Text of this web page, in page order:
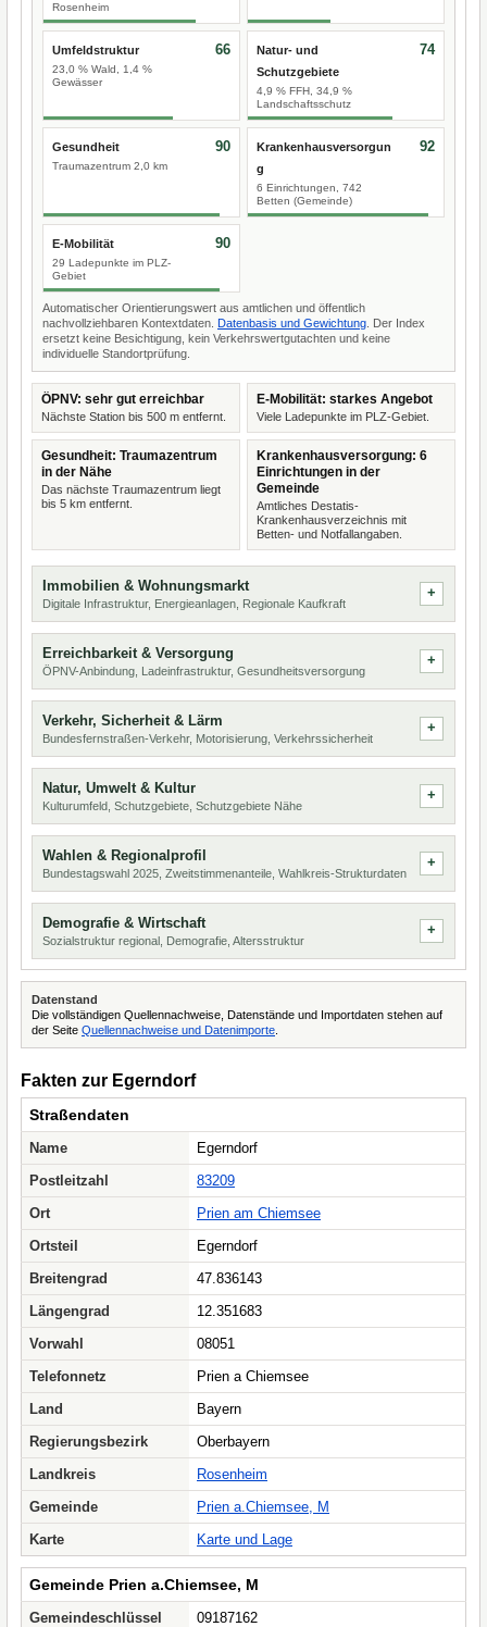
Rosenheim
Umfeldstruktur
23,0 % Wald, 1,4 %
Gewässer
66
Natur- und
Schutzgebiete
4,9 % FFH, 34,9 %
Landschaftsschutz
74
Gesundheit
Traumazentrum 2,0 km
90
Krankenhausversorgun
g
6 Einrichtungen, 742
Betten (Gemeinde)
92
E-Mobilität
29 Ladepunkte im PLZ-
Gebiet
90
Automatischer Orientierungswert aus amtlichen und öffentlich
nachvollziehbaren Kontextdaten. Datenbasis und Gewichtung . Der Index
ersetzt keine Besichtigung, kein Verkehrswertgutachten und keine
individuelle Standortprüfung.
ÖPNV: sehr gut erreichbar
Nächste Station bis 500 m entfernt.
E-Mobilität: starkes Angebot
Viele Ladepunkte im PLZ-Gebiet.
Gesundheit: Traumazentrum
in der Nähe
Das nächste Traumazentrum liegt
bis 5 km entfernt.
Krankenhausversorgung: 6
Einrichtungen in der
Gemeinde
Amtliches Destatis-
Krankenhausverzeichnis mit
Betten- und Notfallangaben.
Immobilien & Wohnungsmarkt
Digitale Infrastruktur, Energieanlagen, Regionale Kaufkraft
Erreichbarkeit & Versorgung
ÖPNV-Anbindung, Ladeinfrastruktur, Gesundheitsversorgung
Verkehr, Sicherheit & Lärm
Bundesfernstraßen-Verkehr, Motorisierung, Verkehrssicherheit
Natur, Umwelt & Kultur
Kulturumfeld, Schutzgebiete, Schutzgebiete Nähe
Wahlen & Regionalprofil
Bundestagswahl 2025, Zweitstimmenanteile, Wahlkreis-Strukturdaten
Demografie & Wirtschaft
Sozialstruktur regional, Demografie, Altersstruktur
Datenstand
Die vollständigen Quellennachweise, Datenstände und Importdaten stehen auf
der Seite Quellennachweise und Datenimporte
Fakten zur Egerndorf
Straßendaten
Name
Egerndorf
Postleitzahl
83209
Ort
Prien am Chiemsee
Ortsteil
Egerndorf
Breitengrad
47.836143
Längengrad
12.351683
Vorwahl
08051
Telefonnetz
Prien a Chiemsee
Land
Bayern
Regierungsbezirk
Oberbayern
Landkreis
Rosenheim
Gemeinde
Prien a.Chiemsee, M
Karte
Karte und Lage
Gemeinde Prien a.Chiemsee, M
Gemeindeschlüssel
09187162